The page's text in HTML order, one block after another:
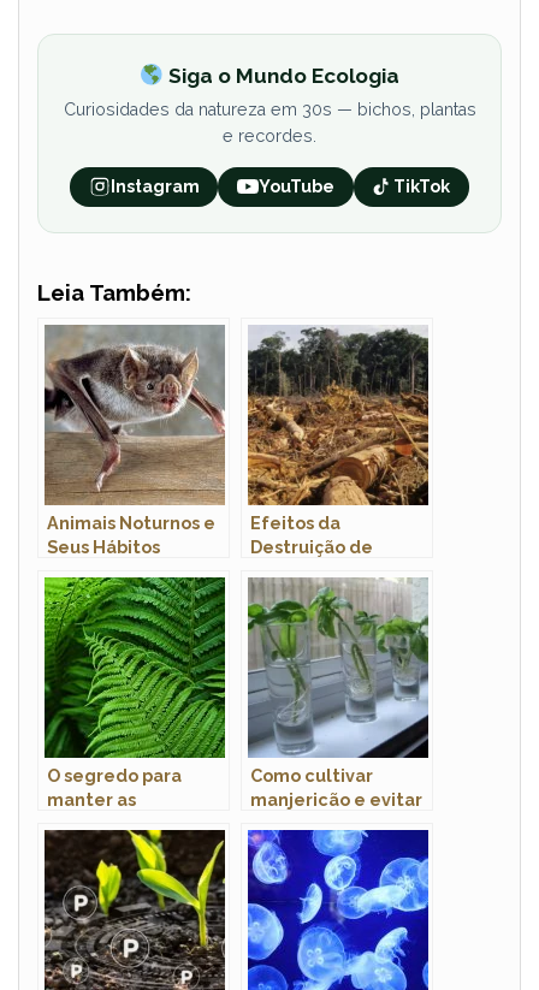
Siga o Mundo Ecologia
Curiosidades da natureza em 30s — bichos, plantas
e recordes.
Instagram YouTube TikTok
Leia Também:
Animais Noturnos e
Seus Hábitos
Efeitos da
Destruição de
Populações Animais
O segredo para
manter as
verdes e saudáveis
Como cultivar
manjericão e evitar